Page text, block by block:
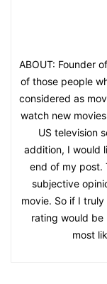
ABOUT: Founder
of those people
considered as
watch new
US television
addition, I would
end of my post.
subjective
movie. So if I
rating would be
most